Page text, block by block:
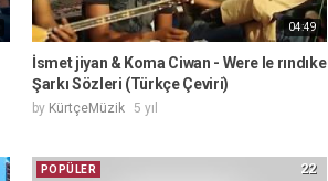
04:49
İsmet jiyan & Koma Ciwan - Were le rındıke
Şarkı Sözleri (Türkçe Çeviri)
by KürtçeMüzik 5 yıl
22
POPÜLER